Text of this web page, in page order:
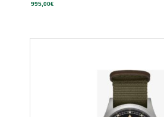
995,00€